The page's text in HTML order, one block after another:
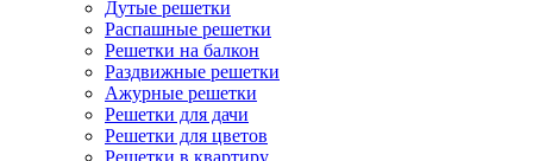
Дутые решетки
Распашные решетки
Решетки на балкон
Раздвижные решетки
Ажурные решетки
Решетки для дачи
Решетки для цветов
Решетки в квартиру